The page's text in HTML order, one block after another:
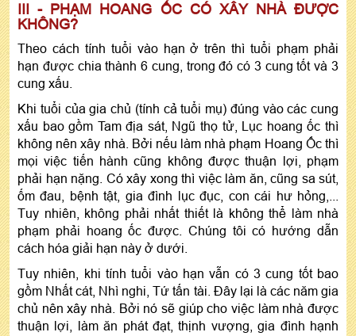
III - PHẠM HOANG ỐC CÓ XÂY NHÀ ĐƯỢC
KHÔNG?
Theo cách tính tuổi vào hạn ở trên thì tuổi phạm phải
hạn được chia thành 6 cung, trong đó có 3 cung tốt và 3
cung xấu.
Khi tuổi của gia chủ (tính cả tuổi mụ) đúng vào các cung
xấu bao gồm Tam địa sát, Ngũ thọ tử, Lục hoang ốc thì
không nên xây nhà. Bởi nếu làm nhà phạm Hoang Ốc thì
mọi việc tiến hành cũng không được thuận lợi, phạm
phải hạn nặng. Có xây xong thì việc làm ăn, cũng sa sút,
ốm đau, bệnh tật, gia đình lục đục, con cái hư hỏng,...
Tuy nhiên, không phải nhất thiết là không thể làm nhà
phạm phải hoang ốc được. Chúng tôi có hướng dẫn
cách hóa giải hạn này ở dưới.
Tuy nhiên, khi tính tuổi vào hạn vẫn có 3 cung tốt bao
gồm Nhất cát, Nhì nghi, Tứ tấn tài. Đây lại là các năm gia
chủ nên xây nhà. Bởi nó sẽ giúp cho việc làm nhà được
thuận lợi, làm ăn phát đạt, thịnh vượng, gia đình hạnh